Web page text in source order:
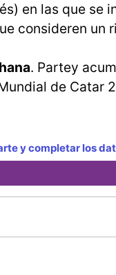
en las que se
consideren un
. Partey
de Catar
y completar los